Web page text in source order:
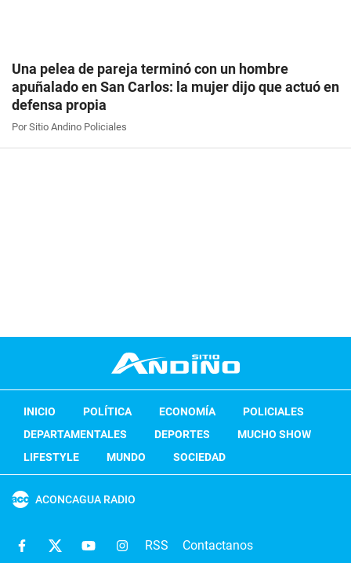
Una pelea de pareja terminó con un hombre
apuñalado en San Carlos: la mujer dijo que actuó en
defensa propia
Por Sitio Andino Policiales
INICIO POLÍTICA ECONOMÍA
POLICIALES
DEPARTAMENTALES
DEPORTES
MUCHO SHOW
LIFESTYLE
MUNDO SOCIEDAD
ACONCAGUA RADIO
RSS Contactanos